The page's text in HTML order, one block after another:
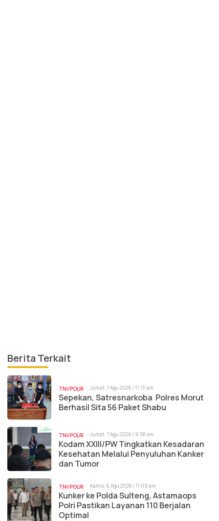
Berita Terkait
TNI/POLRI Jumat, 7 Agu 2026 | 11:13 am
Sepekan, Satresnarkoba Polres Morut
Berhasil Sita 56 Paket Shabu
TNI/POLRI Jumat, 7 Agu 2026 | 9:58 am
Kodam XXIII/PW Tingkatkan Kesadaran
Kesehatan Melalui Penyuluhan Kanker
dan Tumor
TNI/POLRI Kamis, 6 Agu 2026 | 11:09 am
Kunker ke Polda Sulteng, Astamaops
Polri Pastikan Layanan 110 Berjalan
Optimal